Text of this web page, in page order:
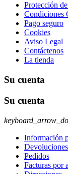
Protección
Condiciones
Pago seguro
Cookies
Aviso Legal
Contáctenos
La tienda
Su cuenta
Su cuenta
Información
Pedidos
Facturas por